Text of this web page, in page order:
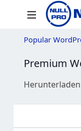
Popular
Premium